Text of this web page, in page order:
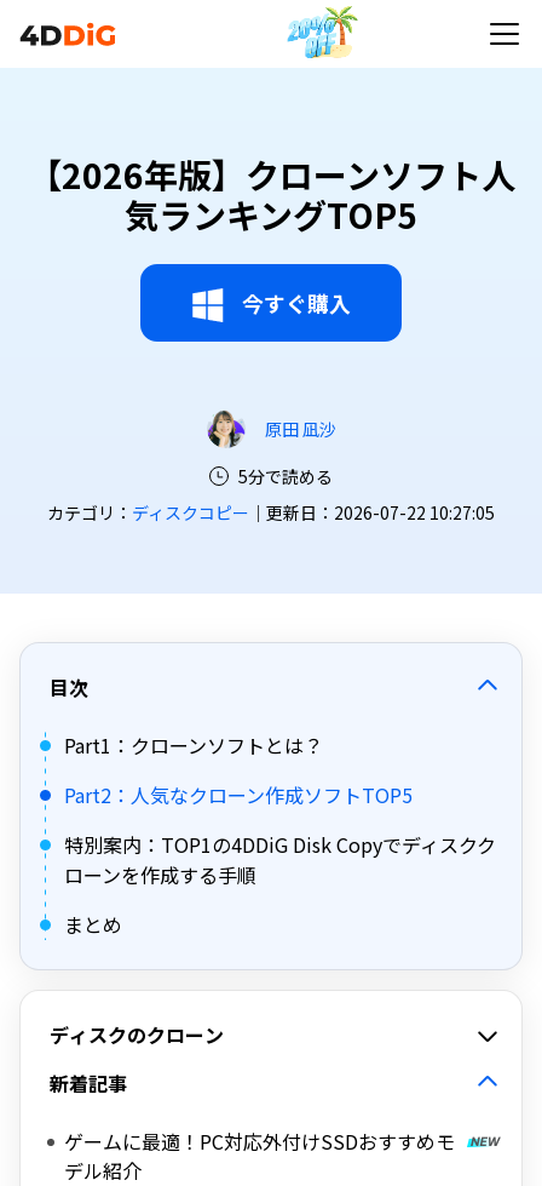
【2026年版】クローンソフト人
気ランキングTOP5
今すぐ購入
原田 凪沙
5分で読める
カテゴリ： ディスクコピー ｜更新日：2026-07-22 10:27:05
目次
Part1：クローンソフトとは？
Part2：人気なクローン作成ソフトTOP5
特別案内：TOP1の4DDiG Disk Copyでディスクク
ローンを作成する手順
まとめ
ディスクのクローン
新着記事
ゲームに最適！PC対応外付けSSDおすすめモ
デル紹介